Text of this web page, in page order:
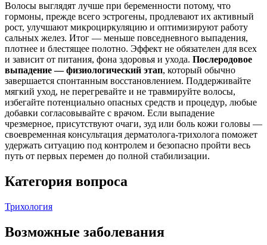
Волосы выглядят лучше при беременности потому, что
гормоны, прежде всего эстрогены, продлевают их активный
рост, улучшают микроциркуляцию и оптимизируют работу
сальных желез. Итог — меньше повседневного выпадения,
плотнее и блестящее полотно. Эффект не обязателен для всех
и зависит от питания, фона здоровья и ухода. Послеродовое
выпадение — физиологический этап, который обычно
завершается спонтанным восстановлением. Поддерживайте
мягкий уход, не перегревайте и не травмируйте волосы,
избегайте потенциально опасных средств и процедур, любые
добавки согласовывайте с врачом. Если выпадение
чрезмерное, присутствуют очаги, зуд или боль кожи головы —
своевременная консультация дерматолога-трихолога поможет
удержать ситуацию под контролем и безопасно пройти весь
путь от первых перемен до полной стабилизации.
Категория вопроса
Трихология
Возможные заболевания